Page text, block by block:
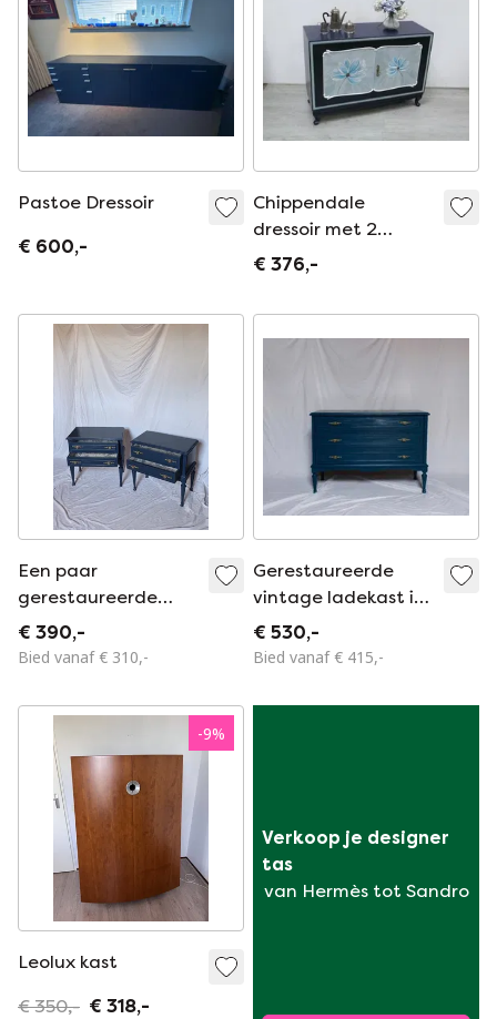
Pastoe Dressoir
€ 600,-
Chippendale
dressoir met 2
deuren,
met
handgeschilderde
€ 376,-
Een paar
gerestaureerde
vintage
nachtkastjes in
€ 390,-
Bied vanaf € 310,-
Gerestaureerde
vintage ladekast in
marineblauw, Louis
XVI-stijl.
€ 530,-
Bied vanaf € 415,-
-9%
Leolux kast
€ 350,- € 318,-
Verkoop je designer
tas
van Hermès tot Sandro